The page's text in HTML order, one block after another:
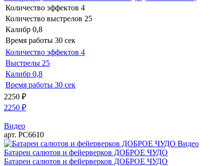
Количество эффектов 4
Количество выстрелов 25
Калибр 0,8
Время работы 30 сек
Количество эффектов 4
Выстрелы 25
Калибр 0,8
Время работы 30 сек
2250 ₽
2250 ₽
Видео
арт. РС6610
Видео
Батареи салютов и фейерверков ДОБРОЕ ЧУДО
Батареи салютов и фейерверков ДОБРОЕ ЧУДО